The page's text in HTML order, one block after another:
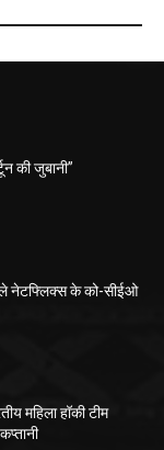
की जुबानी”
नेटफ्लिक्स के को-सीईओ
महिला हॉकी टीम